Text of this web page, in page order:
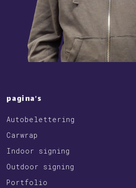
pagina’s
Autobelettering
Carwrap
Indoor signing
Outdoor signing
Portfolio